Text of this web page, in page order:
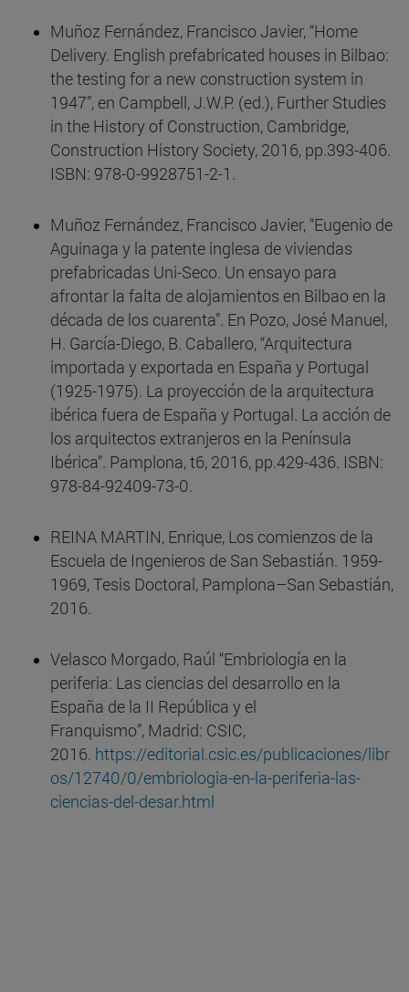
Muñoz Fernández, Francisco Javier, “Home
Delivery. English prefabricated houses in Bilbao:
the testing for a new construction system in
1947”, en Campbell, J.W.P. (ed.), Further Studies
in the History of Construction, Cambridge,
Construction History Society, 2016, pp.393-406.
ISBN: 978-0-9928751-2-1.
Muñoz Fernández, Francisco Javier, “Eugenio de
Aguinaga y la patente inglesa de viviendas
prefabricadas Uni-Seco. Un ensayo para
afrontar la falta de alojamientos en Bilbao en la
década de los cuarenta”. En Pozo, José Manuel,
H. García-Diego, B. Caballero, “Arquitectura
importada y exportada en España y Portugal
(1925-1975). La proyección de la arquitectura
ibérica fuera de España y Portugal. La acción de
los arquitectos extranjeros en la Península
Ibérica”. Pamplona, t6, 2016, pp.429-436. ISBN:
978-84-92409-73-0.
REINA MARTIN, Enrique, Los comienzos de la
Escuela de Ingenieros de San Sebastián. 1959-
1969, Tesis Doctoral, Pamplona–San Sebastián,
2016.
Velasco Morgado, Raúl “Embriología en la
periferia: Las ciencias del desarrollo en la
España de la II República y el
Franquismo”, Madrid: CSIC,
2016. https://editorial.csic.es/publicaciones/libr
os/12740/0/embriologia-en-la-periferia-las-
ciencias-del-desar.html